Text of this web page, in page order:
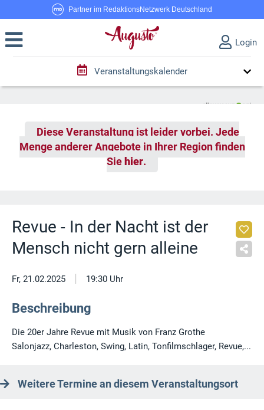
Partner im RedaktionsNetzwerk Deutschland
Login
Veranstaltungskalender
Diese Veranstaltung ist leider vorbei. Jede
Menge anderer Angebote in Ihrer Region finden
Sie hier.
Revue - In der Nacht ist der
Mensch nicht gern alleine
Fr, 21.02.2025 | 19:30 Uhr
Beschreibung
Die 20er Jahre Revue mit Musik von Franz Grothe
Salonjazz, Charleston, Swing, Latin, Tonfilmschlager, Revue,...
Weitere Termine an diesem Veranstaltungsort